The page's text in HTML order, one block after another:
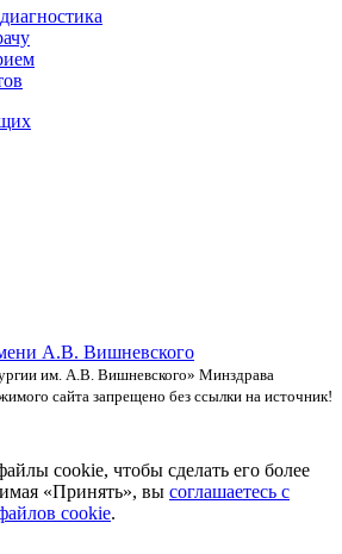
им. А.В. Вишневского» Минздрава
сайта запрещено без ссылки на источник!
cookie, чтобы сделать его более
«Принять», вы соглашаетесь с
cookie.